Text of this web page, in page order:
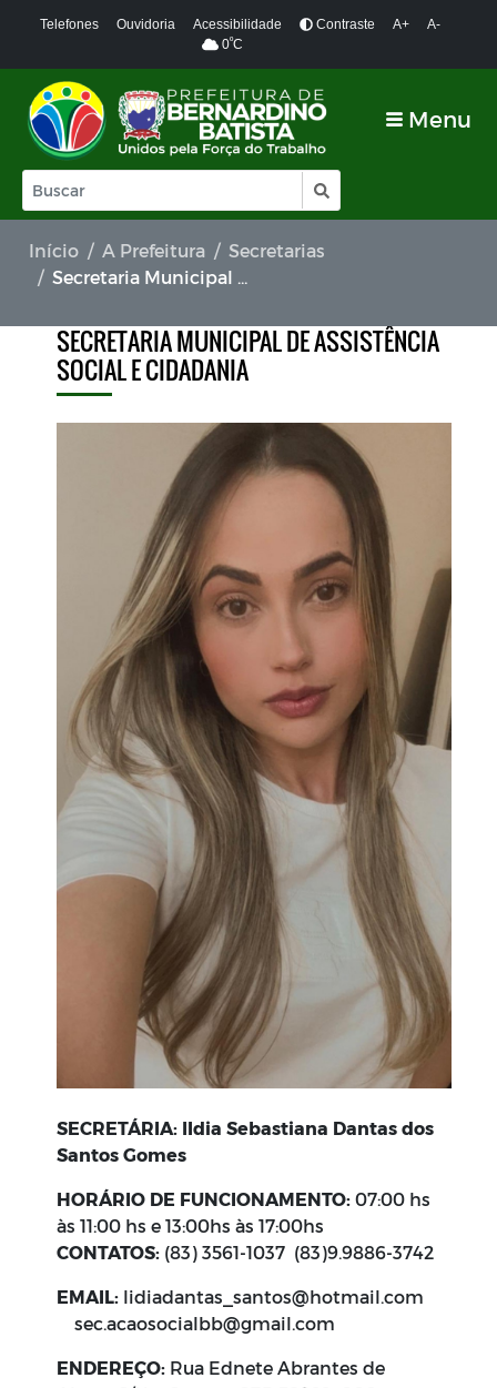
Telefones Ouvidoria Acessibilidade Contraste A+
A-
0ºC
Menu
Início A Prefeitura
Secretarias
Secretaria Municipal de Assistência Social e Cidadania
SECRETARIA MUNICIPAL DE ASSISTÊNCIA
SOCIAL E CIDADANIA
SECRETÁRIA: lIdia Sebastiana Dantas dos
Santos Gomes
HORÁRIO DE FUNCIONAMENTO: 07:00 hs
às 11:00 hs e 13:00hs às 17:00hs
CONTATOS: (83) 3561-1037 (83)9.9886-3742
EMAIL: lidiadantas_santos@hotmail.com
sec.acaosocialbb@gmail.com
ENDEREÇO: Rua Ednete Abrantes de